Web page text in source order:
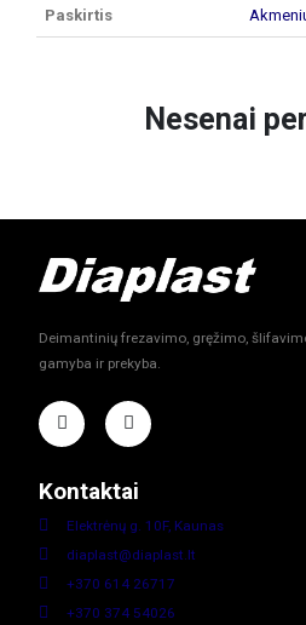
Paskirtis
Nesenai
Deimantinių frezavimo, gręžimo,
gamyba ir prekyba.
Kontaktai
Elektrėnų g. 10F, Kaunas
diaplast@diaplast.lt
+370 614 26717
+370 374 54026